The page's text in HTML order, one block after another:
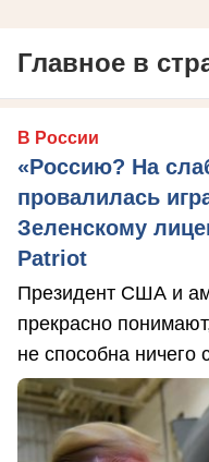
Главное в
В России
«Россию? На
провалилась
Зеленскому
Patriot
Президент США и
прекрасно
не способна ничего